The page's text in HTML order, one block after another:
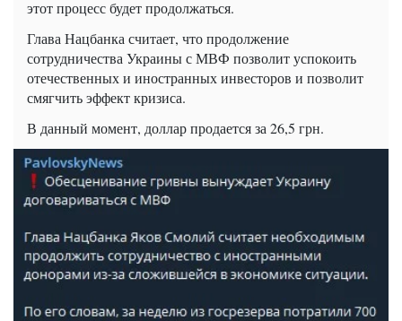
этот процесс будет продолжаться.
Глава Нацбанка считает, что продолжение
сотрудничества Украины с МВФ позволит успокоить
отечественных и иностранных инвесторов и позволит
смягчить эффект кризиса.
В данный момент, доллар продается за 26,5 грн.